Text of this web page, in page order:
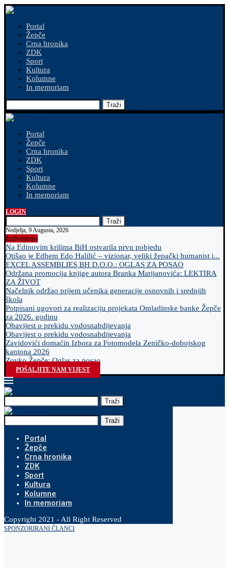
Portal
Žepče
Crna hronika
ZDK
Sport
Kultura
Kolumne
In memoriam
Traži
Portal
Žepče
Crna hronika
ZDK
Sport
Kultura
Kolumne
In memoriam
LOGIN
Traži
Nedjelja, 9 Augusta, 2026
Izdvojeno
Na Edinovim krilima BiH ostvarila prvu pobjedu
Otišao je Edhem Edo Halilić – vizionar, veliki žepački humanist i...
EXCEL ASSEMBLIES BH D.O.O.: OGLAS ZA POSAO
Održana promocija knjige autora Branka Marijanovića: LEKTIRA
ZA ŽIVOT
Načelnik održao prijem učenika generacije osnovnih i srednjih
škola
Potpisani ugovori za realizaciju projekata Omladinske banke Žepče
za 2026. godinu
Obavijest o prekidu vodosnabdijevanja
Obavijest o prekidu vodosnabdijevanja
Zavidovići domaćin Izbora za Fotomodela Zeničko-dobojskog
kantona 2026
Zovko Žepče: Oglas za posao
POŠALJITE NAM VIJEST
Traži
Traži
Portal
Žepče
Crna hronika
ZDK
Sport
Kultura
Kolumne
In memoriam
Copyright 2021 - All Right Reserved
SPONZORIRANI ČLANCI